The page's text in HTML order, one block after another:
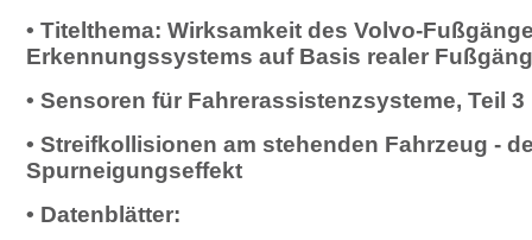
• Titelthema: Wirksamkeit des Volvo-
Erkennungssystems auf Basis realer
• Sensoren für Fahrerassistenzsysteme, Teil 3
• Streifkollisionen am stehenden Fahrzeug -
Spurneigungseffekt
• Datenblätter: